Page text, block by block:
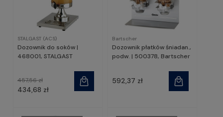
STALGAST (ACS)
Dozownik do soków |
468001, STALGAST
434,68 zł
457,56 zł
Bartscher
Dozownik płatków śniadan.,
podw. | 500378, Bartscher
592,37 zł